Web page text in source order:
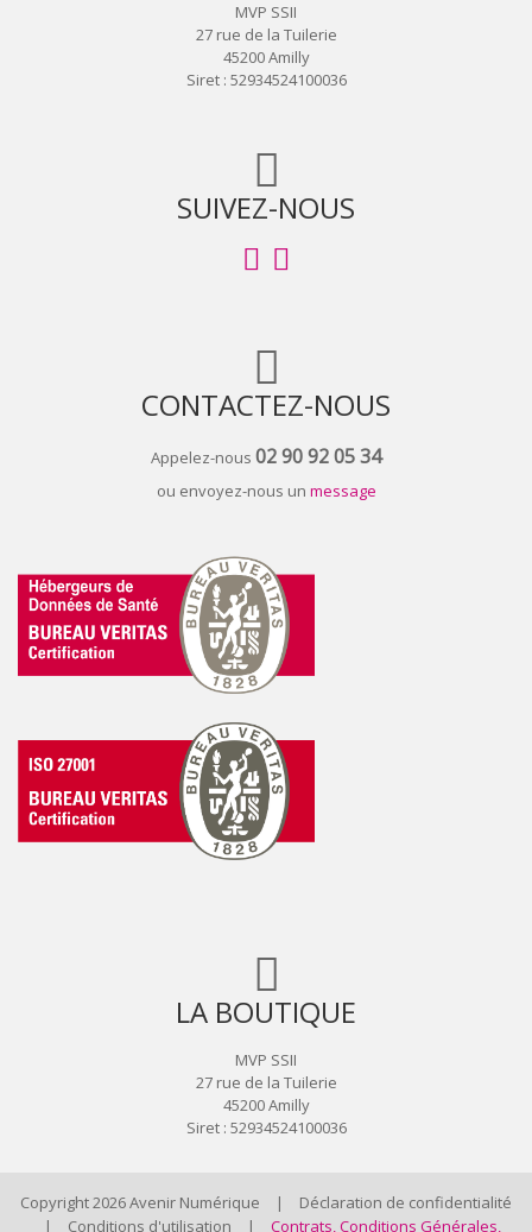
MVP SSII
27 rue de la Tuilerie
45200 Amilly
Siret : 52934524100036
SUIVEZ-NOUS
CONTACTEZ-NOUS
Appelez-nous 02 90 92 05 34
ou envoyez-nous un message
LA BOUTIQUE
MVP SSII
27 rue de la Tuilerie
45200 Amilly
Siret : 52934524100036
Copyright 2026 Avenir Numérique |
Déclaration de confidentialité
|
Conditions d'utilisation | Contrats, Conditions Générales,